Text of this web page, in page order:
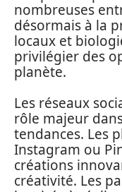
nombreuses
désormais à la
locaux et
privilégier des
planète.
Les réseaux
rôle majeur
tendances. Les
Instagram ou
créations
créativité. Les